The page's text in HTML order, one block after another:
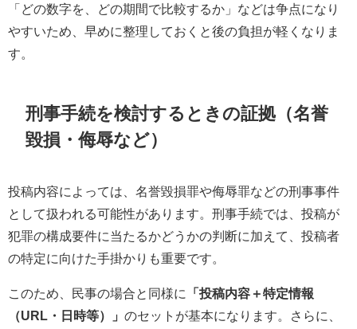
「どの数字を、どの期間で比較するか」などは争点になり
やすいため、早めに整理しておくと後の負担が軽くなりま
す。
刑事手続を検討するときの証拠（名誉
毀損・侮辱など）
投稿内容によっては、名誉毀損罪や侮辱罪などの刑事事件
として扱われる可能性があります。刑事手続では、投稿が
犯罪の構成要件に当たるかどうかの判断に加えて、投稿者
の特定に向けた手掛かりも重要です。
このため、民事の場合と同様に
「投稿内容＋特定情報
（URL・日時等）」 のセットが基本になります。さらに、